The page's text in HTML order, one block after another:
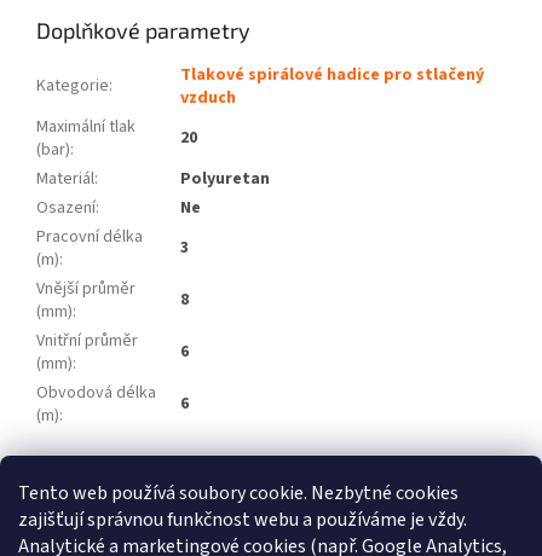
Tento web používá soubory cookie. Nezbytné cookies
zajišťují správnou funkčnost webu a používáme je vždy.
Analytické a marketingové cookies (např. Google Analytics,
Doplňkové parametry
Kategorie:
Tlakové spirálové hadice pro stlačený
vzduch
Maximální tlak
(bar):
20
Materiál:
Polyuretan
Osazení:
Ne
Pracovní délka
(m):
3
Vnější průměr
(mm):
8
Vnitřní průměr
(mm):
6
Obvodová délka
(m): 6
Atlas Copco Schneider Airsystems ATMOS BEKO Technologies
METAL WORK Pneumatic Inaircom